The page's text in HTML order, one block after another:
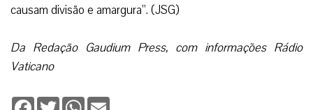
causam divisão e amargura”. (JSG)
Da Redação Gaudium Press, com informações Rádio
Vaticano
Facebook
TwitterWhatsApp